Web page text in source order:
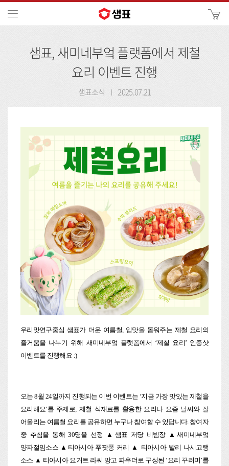
색
샘표, 새미네부엌 플랫폼에서 제철
요리 이벤트 진행
샘표소식 2025.07.21
우리맛연구중심 샘표가 더운 여름철, 입맛을 돋워주는 제철 요리의
즐거움을 나누기 위해 새미네부엌 플랫폼에서 ‘제철 요리’ 인증샷
이벤트를 진행해요 :)
오는 8월 24일까지 진행되는 이번 이벤트는 ‘지금 가장 맛있는 제철을
요리해요’를 주제로, 제철 식재료를 활용한 요리나 요즘 날씨와 잘
어울리는 여름철 요리를 공유하면 누구나 참여할 수 있답니다. 참여자
중 추첨을 통해 30명을 선정 ▲샘표 저당 비빔장 ▲새미네부엌
양파절임소스 ▲티아시아 푸팟퐁 커리 ▲ 티아시아 발리 나시고랭
소스 ▲ 티아시아 요거트 라씨 망고 파우더로 구성된 ‘요리 꾸러미’를